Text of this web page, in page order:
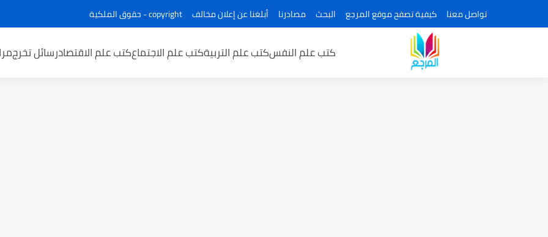
تواصل معنا كيفية تصفح موقع المرجع البحث مصادرنا أبلغنا عن إعلان مخالف copyright - حقوق الملكية
كتب علم النفسكتب علم التربيةكتب علم الاجتماعكتب علم الاقتصادرسائل تخرج